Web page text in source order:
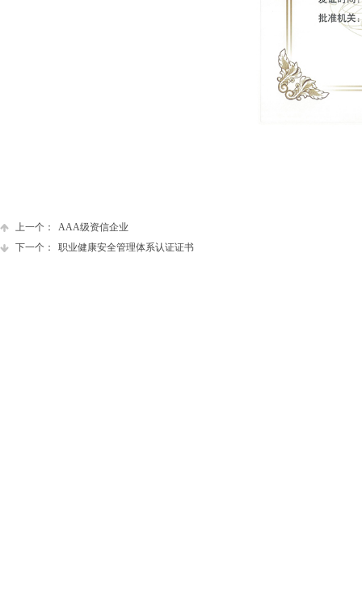
上一个：
AAA级资信企业
下一个：
职业健康安全管理体系认证证书